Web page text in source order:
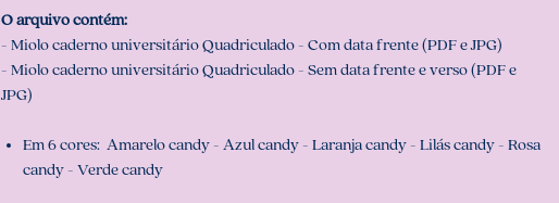
O arquivo contém:
- Miolo caderno universitário Quadriculado - Com data frente (PDF e JPG)
- Miolo caderno universitário Quadriculado - Sem data frente e verso (PDF e
JPG)
Em 6 cores: Amarelo candy - Azul candy - Laranja candy - Lilás candy - Rosa
candy - Verde candy